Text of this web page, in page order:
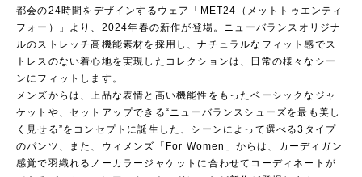
都会の24時間をデザインするウェア「MET24（メットトゥエンティ
フォー）」より、2024年春の新作が登場。ニューバランスオリジナ
ルのストレッチ高機能素材を採用し、ナチュラルなフィット感でス
トレスのない着心地を実現したコレクションは、日常の様々なシー
ンにフィットします。
メンズからは、上品な表情と高い機能性をもったベーシックなジャ
ケットや、セットアップできる“ニューバランスシューズを最も美し
く見せる”をコンセプトに誕生した、シーンによって選べる3タイプ
のパンツ、また、ウィメンズ「For Women」からは、カーディガン
感覚で羽織れるノーカラージャケットに合わせてコーディネートが